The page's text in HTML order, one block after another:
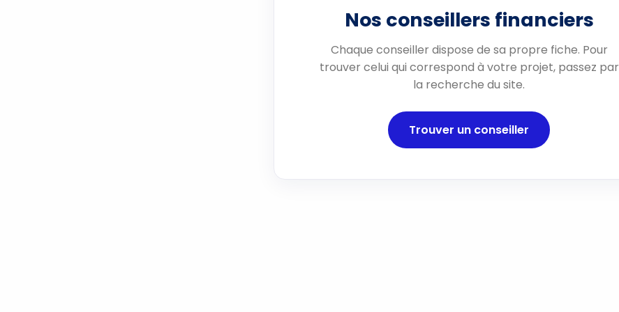
Nos conseillers financiers
Chaque conseiller dispose de sa propre fiche. Pour
trouver celui qui correspond à votre projet, passez par
la recherche du site.
Trouver un conseiller